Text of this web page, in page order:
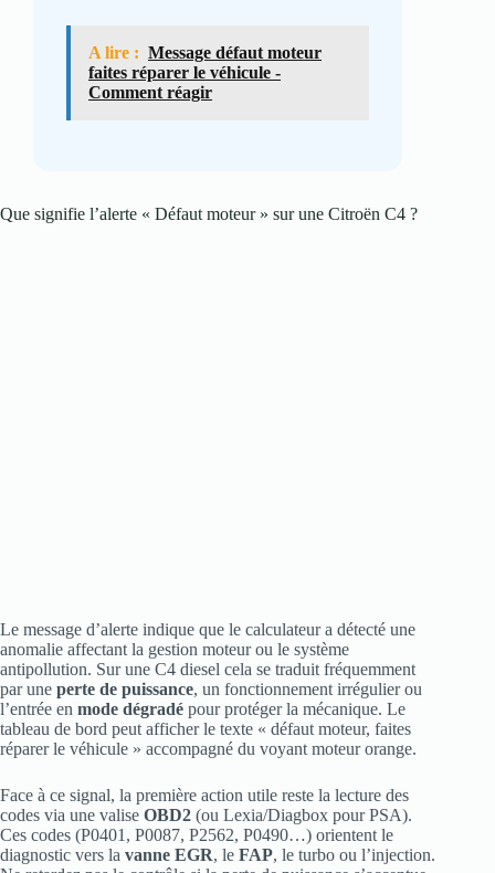
A lire : Message défaut moteur
faites réparer le véhicule -
Comment réagir
Que signifie l’alerte « Défaut moteur » sur une Citroën C4 ?
Le message d’alerte indique que le calculateur a détecté une
anomalie affectant la gestion moteur ou le système
antipollution. Sur une C4 diesel cela se traduit fréquemment
par une perte de puissance, un fonctionnement irrégulier ou
l’entrée en mode dégradé pour protéger la mécanique. Le
tableau de bord peut afficher le texte « défaut moteur, faites
réparer le véhicule » accompagné du voyant moteur orange.
Face à ce signal, la première action utile reste la lecture des
codes via une valise OBD2 (ou Lexia/Diagbox pour PSA).
Ces codes (P0401, P0087, P2562, P0490…) orientent le
diagnostic vers la vanne EGR, le FAP, le turbo ou l’injection.